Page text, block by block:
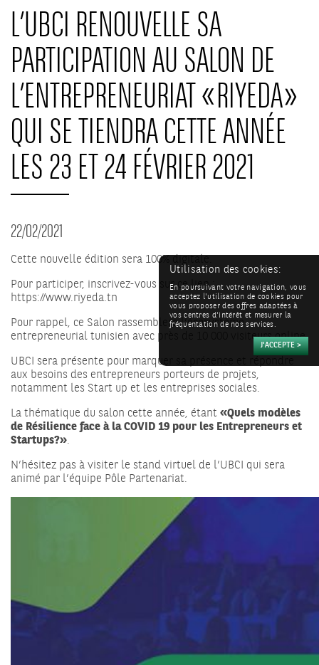
L’UBCI RENOUVELLE SA
PARTICIPATION AU SALON DE
L’ENTREPRENEURIAT « RIYEDA »
QUI SE TIENDRA CETTE ANNÉE
LES 23 ET 24 FÉVRIER 2021
22/02/2021
Cette nouvelle édition sera 100% digitale.
Pour participer, inscrivez-vous sur ce lien :
https://www.riyeda.tn
Pour rappel, ce Salon rassemblera l’écosystème
entrepreneurial tunisien avec près de 10 000 visiteurs online.
UBCI sera présente pour marquer sa présence et répondre
aux besoins des entrepreneurs porteurs de projets,
notamment les Start up et les entreprises sociales.
La thématique du salon cette année, étant«Quels modèles
de Résilience face à la COVID 19 pour les Entrepreneurs et
Startups?».
N’hésitez pas à visiter le stand virtuel de l’UBCI qui sera
animé par l’équipe Pôle Partenariat.
Utilisation des cookies:
En poursuivant votre navigation, vous
acceptez l'utilisation de cookies pour
vous proposer des offres adaptées à
vos centres d'intérêt et mesurer la
fréquentation de nos services.